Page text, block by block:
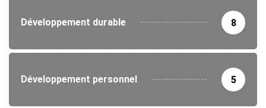
Développement durable 8
Développement personnel 5